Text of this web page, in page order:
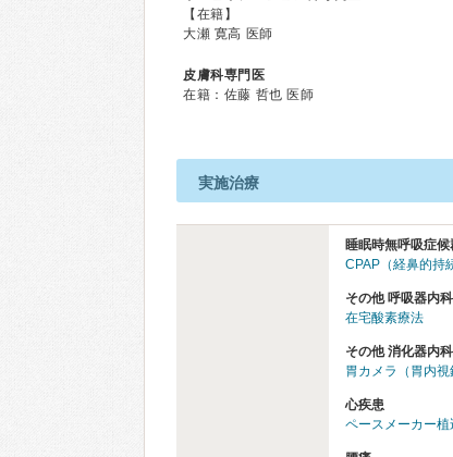
【在籍】
大瀬 寛高 医師
皮膚科専門医
在籍：佐藤 哲也 医師
実施治療
睡眠時無呼吸症候
CPAP（経鼻的持
その他 呼吸器内
在宅酸素療法
その他 消化器内
胃カメラ（胃内視
心疾患
ペースメーカー植